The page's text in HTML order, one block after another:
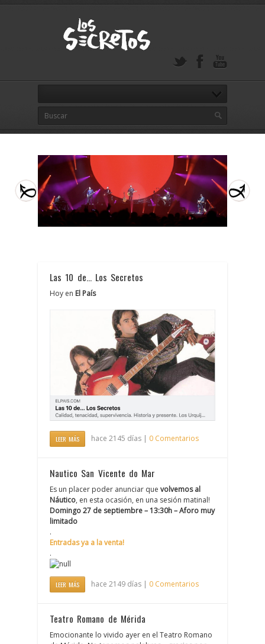
Las 10 de… Los Secretos
Hoy en El País
LEER MÁS hace 2145 días | 0 Comentarios
Nautico San Vicente do Mar
Es un placer poder anunciar que volvemos al
Náutico, en esta ocasión, en una sesión matinal!
Domingo 27 de septiembre – 13:30h – Aforo muy
limitado
.
Entradas ya a la venta!
.
LEER MÁS hace 2149 días | 0 Comentarios
Teatro Romano de Mérida
Emocionante lo vivido ayer en el Teatro Romano